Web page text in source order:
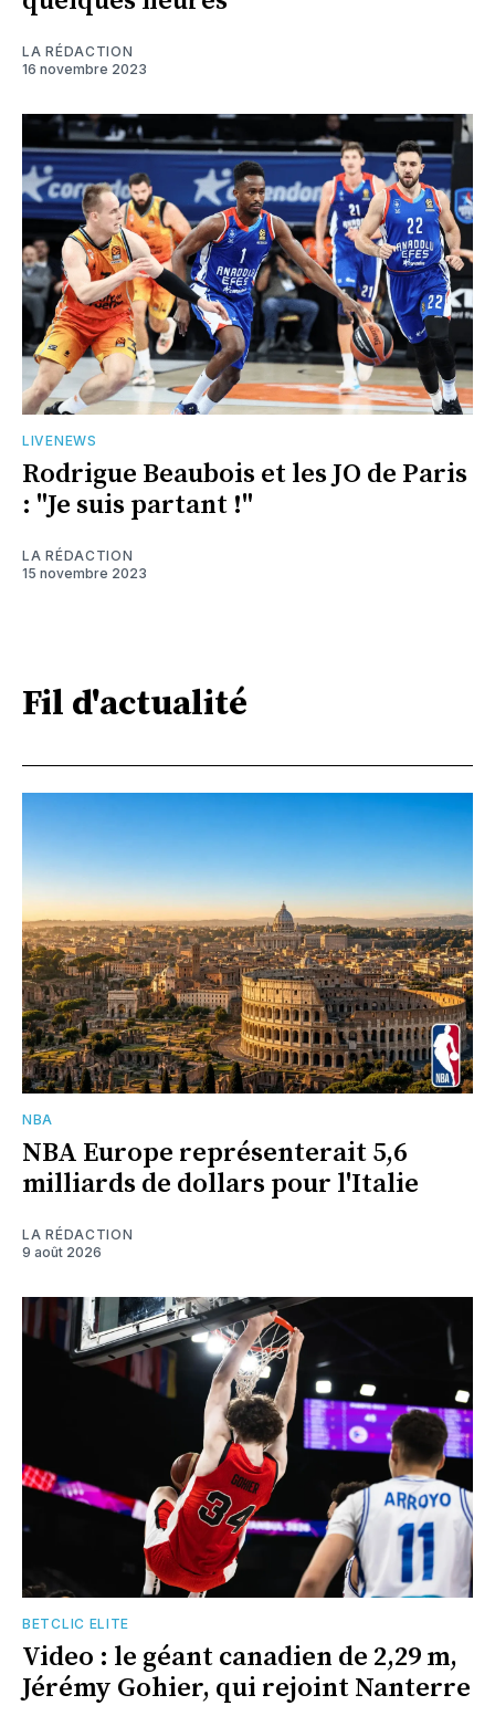
LA RÉDACTION
16 novembre 2023
LIVENEWS
Rodrigue Beaubois et les JO de Paris
: "Je suis partant !"
LA RÉDACTION
15 novembre 2023
Fil d'actualité
NBA
NBA Europe représenterait 5,6
milliards de dollars pour l'Italie
LA RÉDACTION
9 août 2026
BETCLIC ELITE
Video : le géant canadien de 2,29 m,
Jérémy Gohier, qui rejoint Nanterre